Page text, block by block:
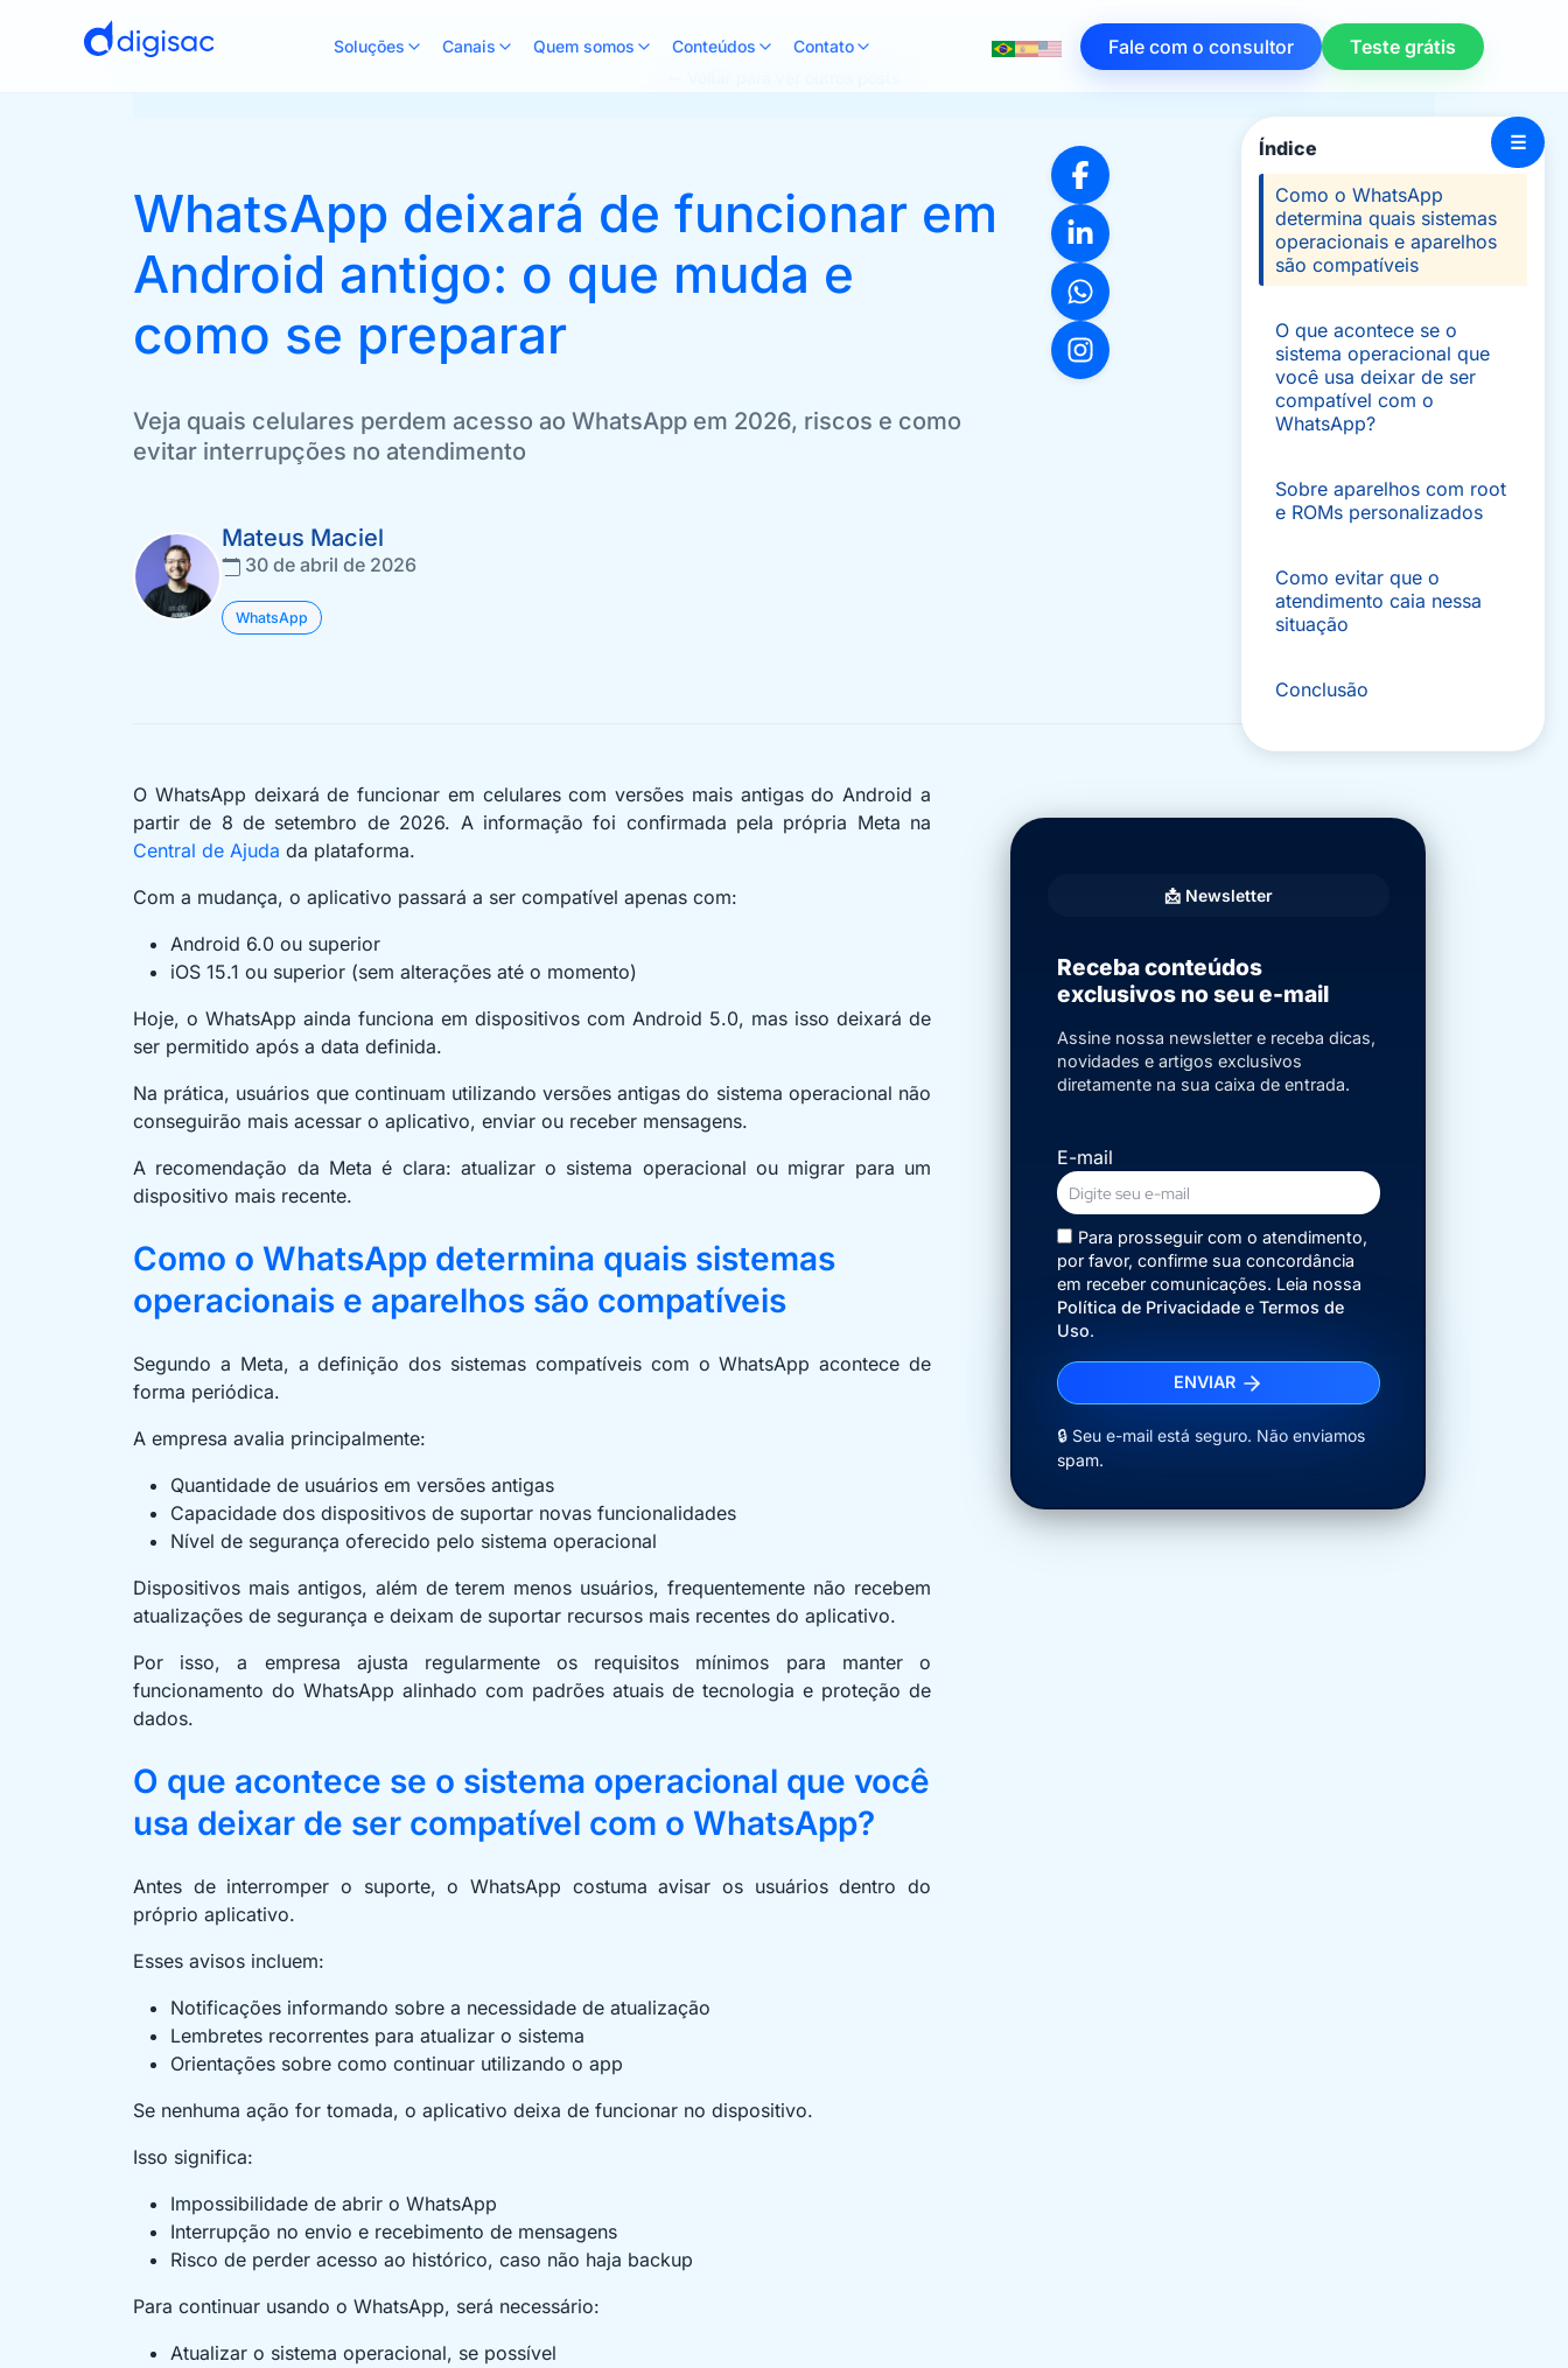
Soluções Canais Quem somos Conteúdos Contato Fale com o consultor Teste grátis
WhatsApp deixará de funcionar em
Android antigo: o que muda e
como se preparar
Veja quais celulares perdem acesso ao WhatsApp em 2026, riscos e como
evitar interrupções no atendimento
Mateus Maciel
30 de abril de 2026
WhatsApp
O WhatsApp deixará de funcionar em celulares com versões mais antigas do Android a
partir de 8 de setembro de 2026. A informação foi confirmada pela própria Meta na
Central de Ajuda da plataforma.
Com a mudança, o aplicativo passará a ser compatível apenas com:
Android 6.0 ou superior
iOS 15.1 ou superior (sem alterações até o momento)
Hoje, o WhatsApp ainda funciona em dispositivos com Android 5.0, mas isso deixará de
ser permitido após a data definida.
Na prática, usuários que continuam utilizando versões antigas do sistema operacional não
conseguirão mais acessar o aplicativo, enviar ou receber mensagens.
A recomendação da Meta é clara: atualizar o sistema operacional ou migrar para um
dispositivo mais recente.
Como o WhatsApp determina quais sistemas
operacionais e aparelhos são compatíveis
Segundo a Meta, a definição dos sistemas compatíveis com o WhatsApp acontece de
forma periódica.
A empresa avalia principalmente:
Quantidade de usuários em versões antigas
Capacidade dos dispositivos de suportar novas funcionalidades
Nível de segurança oferecido pelo sistema operacional
Dispositivos mais antigos, além de terem menos usuários, frequentemente não recebem
atualizações de segurança e deixam de suportar recursos mais recentes do aplicativo.
Por isso, a empresa ajusta regularmente os requisitos mínimos para manter o
funcionamento do WhatsApp alinhado com padrões atuais de tecnologia e proteção de
dados.
O que acontece se o sistema operacional que você
usa deixar de ser compatível com o WhatsApp?
Antes de interromper o suporte, o WhatsApp costuma avisar os usuários dentro do
próprio aplicativo.
Esses avisos incluem:
Notificações informando sobre a necessidade de atualização
Lembretes recorrentes para atualizar o sistema
Orientações sobre como continuar utilizando o app
Se nenhuma ação for tomada, o aplicativo deixa de funcionar no dispositivo.
Isso significa:
Impossibilidade de abrir o WhatsApp
Interrupção no envio e recebimento de mensagens
Risco de perder acesso ao histórico, caso não haja backup
Para continuar usando o WhatsApp, será necessário:
Atualizar o sistema operacional, se possível
📩 Newsletter
Receba conteúdos
exclusivos no seu e-mail
Assine nossa newsletter e receba dicas,
novidades e artigos exclusivos
diretamente na sua caixa de entrada.
E-mail
Para prosseguir com o atendimento,
por favor, confirme sua concordância
em receber comunicações. Leia nossa
Política de Privacidadee Termos de
Uso.
ENVIAR
🔒 Seu e-mail está seguro. Não enviamos
spam.
Índice ☰
Como o WhatsApp
determina quais sistemas
operacionais e aparelhos
são compatíveis
O que acontece se o
sistema operacional que
você usa deixar de ser
compatível com o
WhatsApp?
Sobre aparelhos com root
e ROMs personalizados
Como evitar que o
atendimento caia nessa
situação
Conclusão